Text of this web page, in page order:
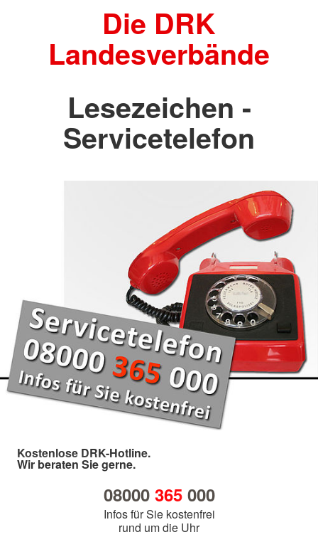
Die DRK
Landesverbände
Lesezeichen -
Servicetelefon
Kostenlose DRK-Hotline.
Wir beraten Sie gerne.
08000 365000
Infos für Sie kostenfrei
rund um die Uhr